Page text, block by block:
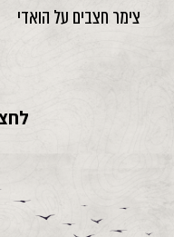
צימר חצבים על הואדי